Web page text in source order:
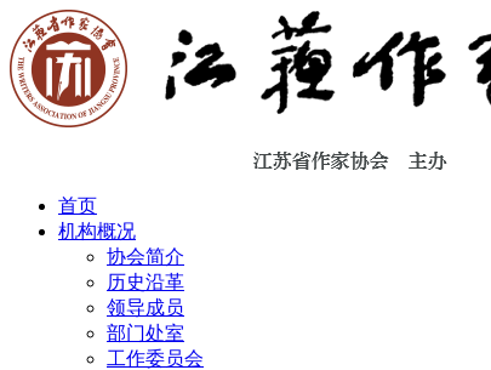
首页
机构概况
协会简介
历史沿革
领导成员
部门处室
工作委员会